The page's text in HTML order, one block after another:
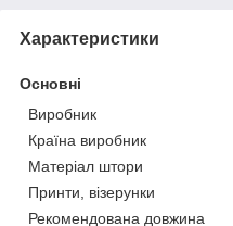
Характеристики
Основні
Виробник
Країна виробник
Матеріал штори
Принти, візерунки
Рекомендована довжина